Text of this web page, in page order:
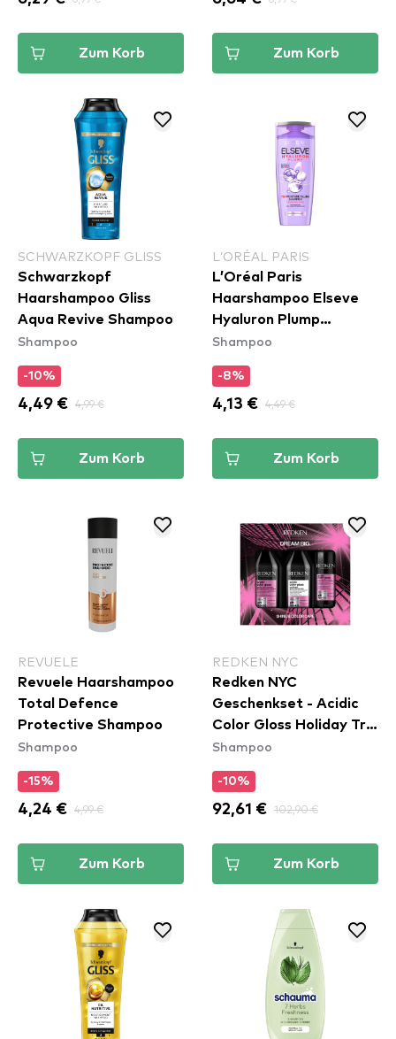
Zum Korb Zum Korb
SCHWARZKOPF GLISS
Schwarzkopf
Haarshampoo Gliss
Aqua Revive Shampoo
Shampoo
-10%
4,49 € 4,99 €
Zum Korb
L’ORÉAL PARIS
L’Oréal Paris
Haarshampoo Elseve
Hyaluron Plump
Shampoo
Shampoo
-8%
4,13 € 4,49 €
Zum Korb
REVUELE
Revuele Haarshampoo
Total Defence
Protective Shampoo
Shampoo
-15%
4,24 € 4,99 €
Zum Korb
REDKEN NYC
Redken NYC
Geschenkset - Acidic
Color Gloss Holiday Trio
Set
Shampoo
-10%
92,61 € 102,90 €
Zum Korb